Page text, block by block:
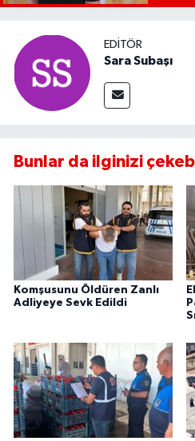
EDITÖR
Sara Subaşı
Bunlar da ilginizi
Komşusunu Öldüren Zanlı
Adliyeye Sevk Edildi